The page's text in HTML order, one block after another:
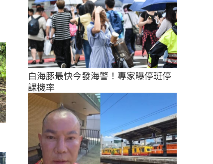
白海豚最快今發海警！專家曝停班停
課機率